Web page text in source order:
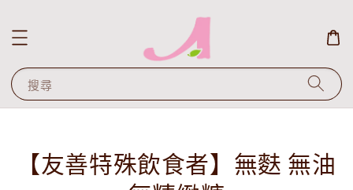
搜尋
【友善特殊飲食者】無麩 無油